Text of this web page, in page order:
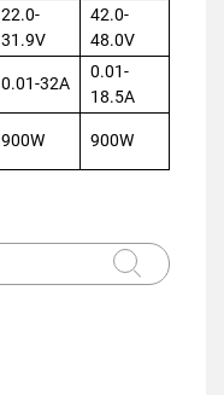
22.0-
31.9V
42.0-
48.0V
0.01-32A
0.01-
18.5A
900W 900W